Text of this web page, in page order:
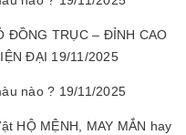
ĐỒNG TRỤC – ĐỈNH CAO
ĐẠI 19/11/2025
nào ? 19/11/2025
HỘ MỆNH, MAY MẮN hay